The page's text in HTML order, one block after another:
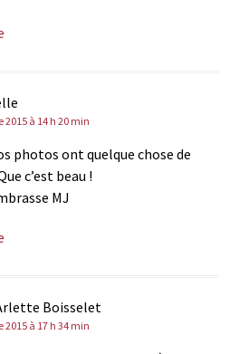
2015 à 14 h 20 min
photos ont quelque chose de
c’est beau !
MJ
Boisselet
2015 à 17 h 34 min